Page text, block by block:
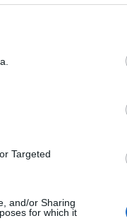
Targeted
and/or Sharing
for which it
azaz az
ígér.
egy rövid,
a
távon nem
tartoznak a
olyan